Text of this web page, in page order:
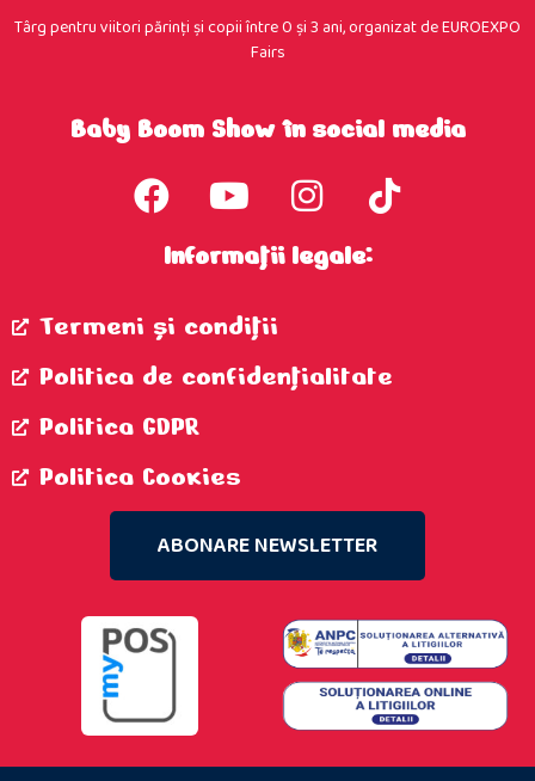
Târg pentru viitori părinţi şi copii între 0 şi 3 ani, organizat de EUROEXPO
Fairs
Baby Boom Show în social media
Informații legale:
Termeni şi condiţii
Politica de confidenţialitate
Politica GDPR
Politica Cookies
ABONARE NEWSLETTER